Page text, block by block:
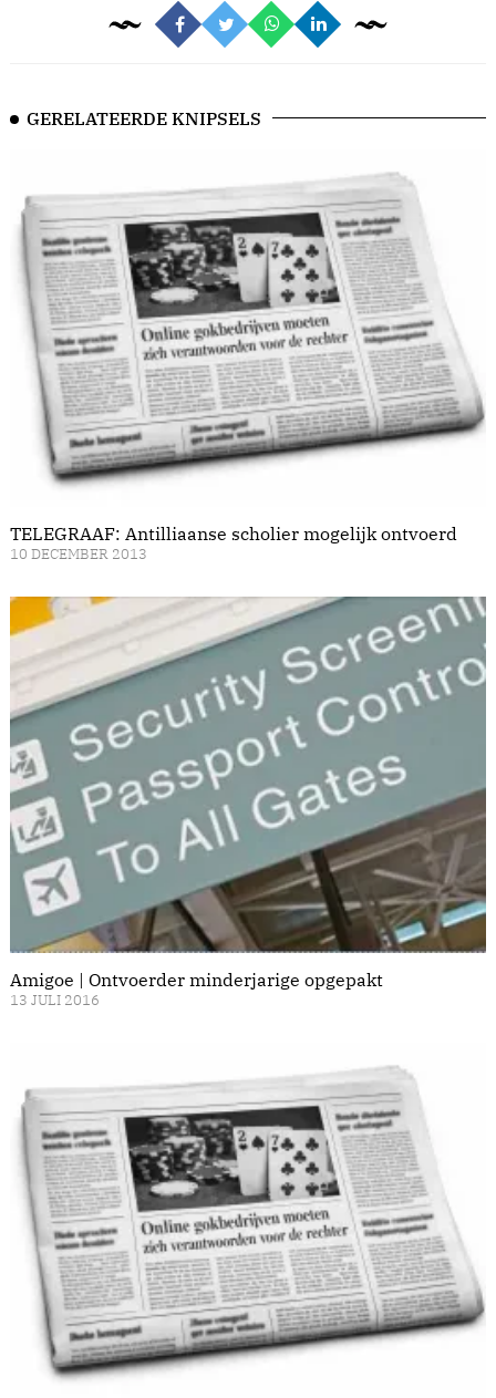
GERELATEERDE KNIPSELS
TELEGRAAF: Antilliaanse scholier mogelijk ontvoerd
10 DECEMBER 2013
Amigoe | Ontvoerder minderjarige opgepakt
13 JULI 2016